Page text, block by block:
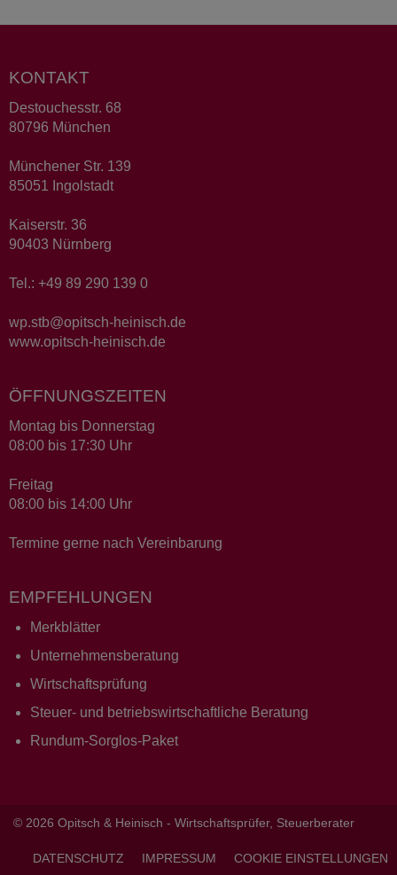
KONTAKT
Destouchesstr. 68
80796 München
Münchener Str. 139
85051 Ingolstadt
Kaiserstr. 36
90403 Nürnberg
Tel.: +49 89 290 139 0
wp.stb@opitsch-heinisch.de
www.opitsch-heinisch.de
ÖFFNUNGSZEITEN
Montag bis Donnerstag
08:00 bis 17:30 Uhr
Freitag
08:00 bis 14:00 Uhr
Termine gerne nach Vereinbarung
EMPFEHLUNGEN
Merkblätter
Unternehmensberatung
Wirtschaftsprüfung
Steuer- und betriebswirtschaftliche Beratung
Rundum-Sorglos-Paket
© 2026 Opitsch & Heinisch - Wirtschaftsprüfer, Steuerberater
DATENSCHUTZ IMPRESSUM COOKIE EINSTELLUNGEN